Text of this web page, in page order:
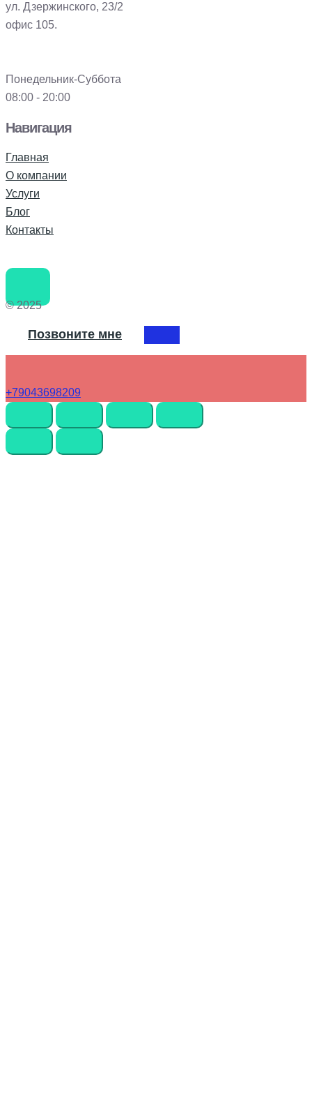
ул. Дзержинского, 23/2
офис 105.
Понедельник-Суббота
08:00 - 20:00
Навигация
Главная
О компании
Услуги
Блог
Контакты
© 2025
Позвоните мне
+79043698209